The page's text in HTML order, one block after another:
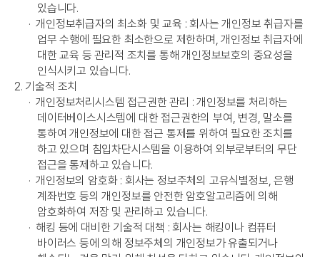
있습니다.
· 개인정보취급자의 최소화 및 교육 : 회사는 개인정보 취급자를
업무 수행에 필요한 최소한으로 제한하며, 개인정보 취급자에
대한 교육 등 관리적 조치를 통해 개인정보보호의 중요성을
인식시키고 있습니다.
2. 기술적 조치
· 개인정보처리시스템 접근권한 관리 : 개인정보를 처리하는
데이터베이스시스템에 대한 접근권한의 부여, 변경, 말소를
통하여 개인정보에 대한 접근 통제를 위하여 필요한 조치를
하고 있으며 침입차단시스템을 이용하여 외부로부터의 무단
접근을 통제하고 있습니다.
· 개인정보의 암호화 : 회사는 정보주체의 고유식별정보, 은행
계좌번호 등의 개인정보를 안전한 암호알고리즘에 의해
암호화하여 저장 및 관리하고 있습니다.
· 해킹 등에 대비한 기술적 대책 : 회사는 해킹이나 컴퓨터
바이러스 등에 의해 정보주체의 개인정보가 유출되거나